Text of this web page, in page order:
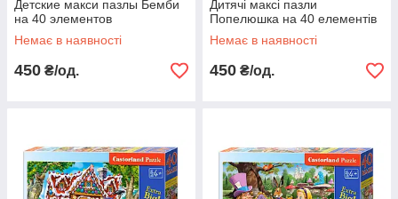
Детские макси пазлы Бемби
на 40 элементов
Немає в наявності
450 ₴/од.
Дитячі максі пазли
Попелюшка на 40 елементів
Немає в наявності
450 ₴/од.